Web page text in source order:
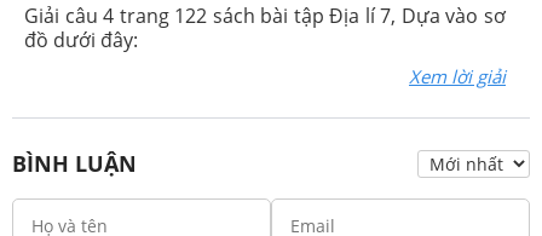
Giải câu 4 trang 122 sách bài tập Địa lí 7, Dựa vào sơ
đồ dưới đây:
Xem lời giải
BÌNH LUẬN